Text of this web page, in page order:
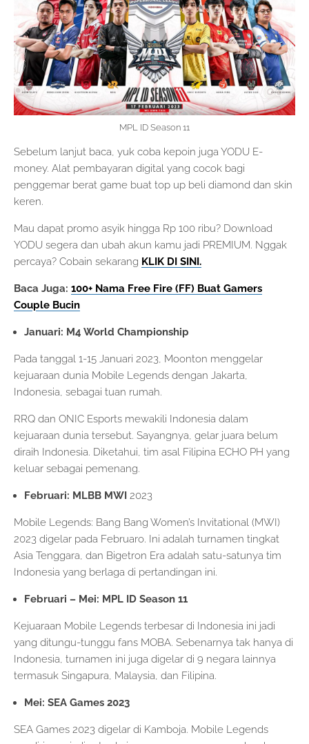
MPL ID Season 11
Sebelum lanjut baca, yuk coba kepoin juga YODU E-
money. Alat pembayaran digital yang cocok bagi
penggemar berat game buat top up beli diamond dan skin
keren.
Mau dapat promo asyik hingga Rp 100 ribu? Download
YODU segera dan ubah akun kamu jadi PREMIUM. Nggak
percaya? Cobain sekarang KLIK DI SINI.
Baca Juga: 100+ Nama Free Fire (FF) Buat Gamers
Couple Bucin
Januari: M4 World Championship
Pada tanggal 1-15 Januari 2023, Moonton menggelar
kejuaraan dunia Mobile Legends dengan Jakarta,
Indonesia, sebagai tuan rumah.
RRQ dan ONIC Esports mewakili Indonesia dalam
kejuaraan dunia tersebut. Sayangnya, gelar juara belum
diraih Indonesia. Diketahui, tim asal Filipina ECHO PH yang
keluar sebagai pemenang.
Februari: MLBB MWI 2023
Mobile Legends: Bang Bang Women’s Invitational (MWI)
2023 digelar pada Februaro. Ini adalah turnamen tingkat
Asia Tenggara, dan Bigetron Era adalah satu-satunya tim
Indonesia yang berlaga di pertandingan ini.
Februari – Mei: MPL ID Season 11
Kejuaraan Mobile Legends terbesar di Indonesia ini jadi
yang ditungu-tunggu fans MOBA. Sebenarnya tak hanya di
Indonesia, turnamen ini juga digelar di 9 negara lainnya
termasuk Singapura, Malaysia, dan Filipina.
Mei: SEA Games 2023
SEA Games 2023 digelar di Kamboja. Mobile Legends